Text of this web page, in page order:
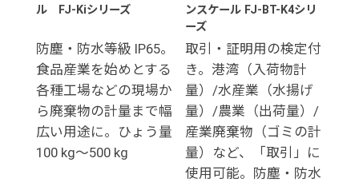
ル FJ-Kiシリーズ
防塵・防水等級 IP65。
食品産業を始めとする
各種工場などの現場か
ら廃棄物の計量まで幅
広い用途に。ひょう量
100 kg～500 kg
ンスケール FJ-BT-K4シリ
ーズ
取引・証明用の検定付
き。港湾（入荷物計
量）/水産業（水揚げ
量）/農業（出荷量）/
産業廃棄物（ゴミの計
量）など、「取引」に
使用可能。防塵・防水